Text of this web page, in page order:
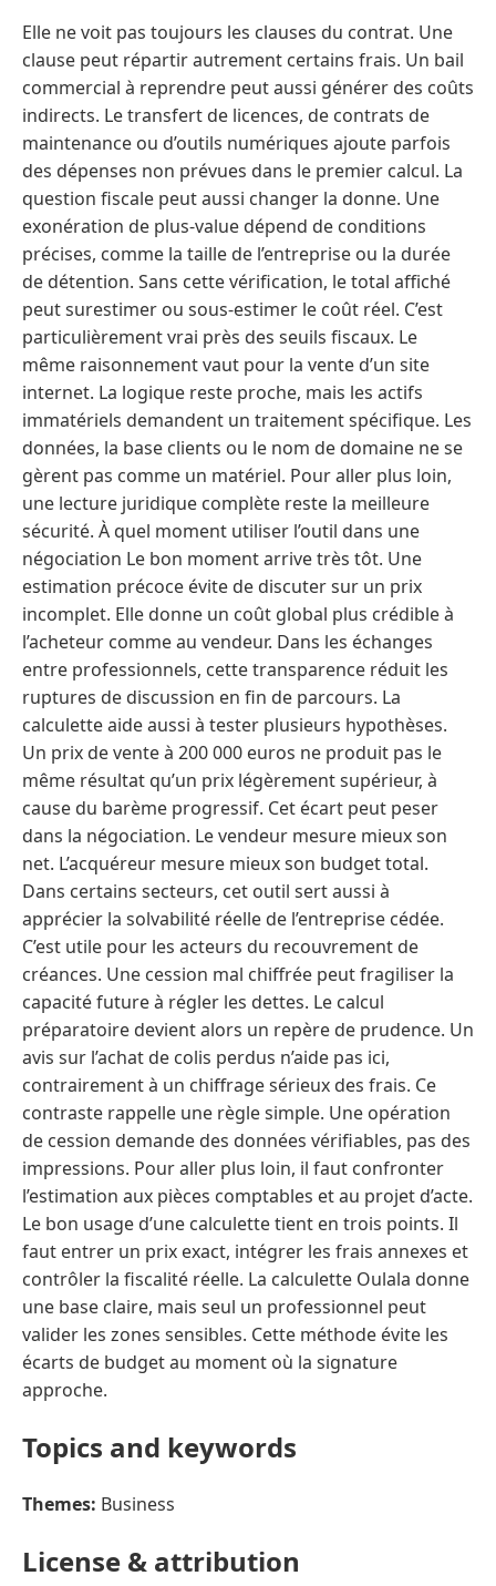
Elle ne voit pas toujours les clauses du contrat. Une
clause peut répartir autrement certains frais. Un bail
commercial à reprendre peut aussi générer des coûts
indirects. Le transfert de licences, de contrats de
maintenance ou d’outils numériques ajoute parfois
des dépenses non prévues dans le premier calcul. La
question fiscale peut aussi changer la donne. Une
exonération de plus-value dépend de conditions
précises, comme la taille de l’entreprise ou la durée
de détention. Sans cette vérification, le total affiché
peut surestimer ou sous-estimer le coût réel. C’est
particulièrement vrai près des seuils fiscaux. Le
même raisonnement vaut pour la vente d’un site
internet. La logique reste proche, mais les actifs
immatériels demandent un traitement spécifique. Les
données, la base clients ou le nom de domaine ne se
gèrent pas comme un matériel. Pour aller plus loin,
une lecture juridique complète reste la meilleure
sécurité. À quel moment utiliser l’outil dans une
négociation Le bon moment arrive très tôt. Une
estimation précoce évite de discuter sur un prix
incomplet. Elle donne un coût global plus crédible à
l’acheteur comme au vendeur. Dans les échanges
entre professionnels, cette transparence réduit les
ruptures de discussion en fin de parcours. La
calculette aide aussi à tester plusieurs hypothèses.
Un prix de vente à 200 000 euros ne produit pas le
même résultat qu’un prix légèrement supérieur, à
cause du barème progressif. Cet écart peut peser
dans la négociation. Le vendeur mesure mieux son
net. L’acquéreur mesure mieux son budget total.
Dans certains secteurs, cet outil sert aussi à
apprécier la solvabilité réelle de l’entreprise cédée.
C’est utile pour les acteurs du recouvrement de
créances. Une cession mal chiffrée peut fragiliser la
capacité future à régler les dettes. Le calcul
préparatoire devient alors un repère de prudence. Un
avis sur l’achat de colis perdus n’aide pas ici,
contrairement à un chiffrage sérieux des frais. Ce
contraste rappelle une règle simple. Une opération
de cession demande des données vérifiables, pas des
impressions. Pour aller plus loin, il faut confronter
l’estimation aux pièces comptables et au projet d’acte.
Le bon usage d’une calculette tient en trois points. Il
faut entrer un prix exact, intégrer les frais annexes et
contrôler la fiscalité réelle. La calculette Oulala donne
une base claire, mais seul un professionnel peut
valider les zones sensibles. Cette méthode évite les
écarts de budget au moment où la signature
approche.
Topics and keywords
Themes: Business
License & attribution